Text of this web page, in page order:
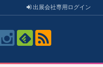
出展会社専用 ログイン